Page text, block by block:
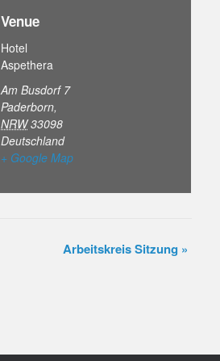
Venue
Hotel
Aspethera
Am Busdorf 7
Paderborn,
NRW 33098
Deutschland
+ Google Map
Arbeitskreis Sitzung »